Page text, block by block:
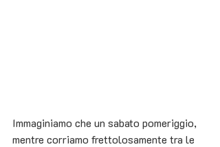
Immaginiamo che un sabato pomeriggio,
mentre corriamo frettolosamente tra le